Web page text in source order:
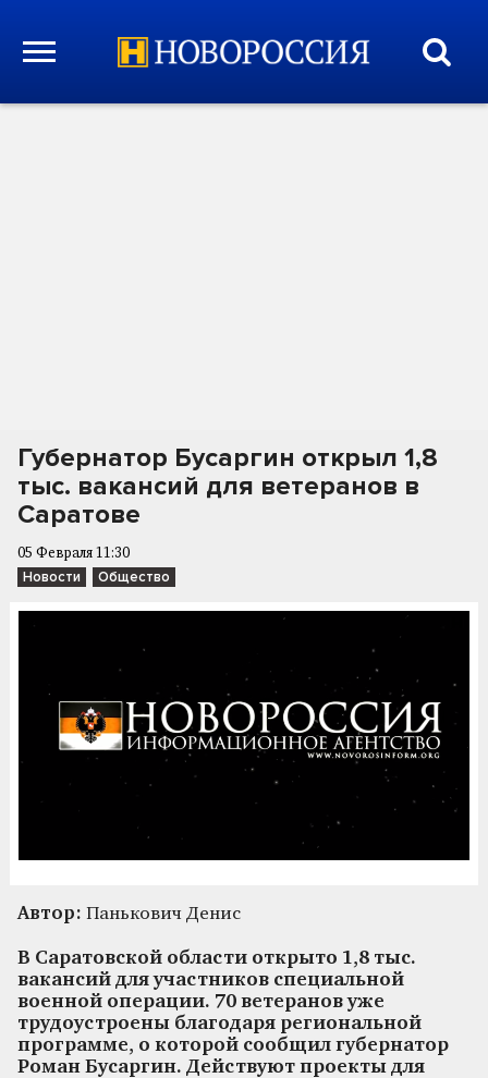
Губернатор Бусаргин открыл 1,8
тыс. вакансий для ветеранов в
Саратове
05 Февраля 11:30
Новости Общество
Автор: Панькович Денис
В Саратовской области открыто 1,8 тыс.
вакансий для участников специальной
военной операции. 70 ветеранов уже
трудоустроены благодаря региональной
программе, о которой сообщил губернатор
Роман Бусаргин. Действуют проекты для